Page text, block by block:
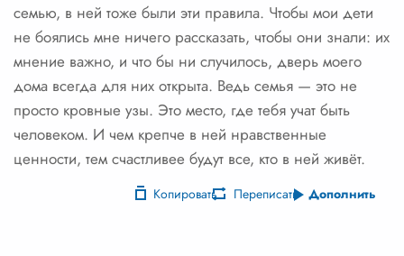
семью, в ней тоже были эти правила. Чтобы мои дети
не боялись мне ничего рассказать, чтобы они знали: их
мнение важно, и что бы ни случилось, дверь моего
дома всегда для них открыта. Ведь семья — это не
просто кровные узы. Это место, где тебя учат быть
человеком. И чем крепче в ней нравственные
ценности, тем счастливее будут все, кто в ней живёт.
Копировать Переписать Дополнить